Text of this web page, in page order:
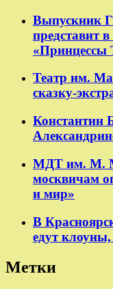
Выпускник
представит
«Принцессы
Театр им.
сказку-
Константин
МДТ им. М.
москвичам
и мир»
В
едут
Метки